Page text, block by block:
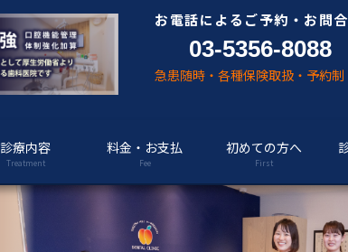
お電話によるご予約・お問
03-5356-8088
急患随時・各種保険取扱・予約制
診療内容
Treatment
料金・お支払
Fee
初めての方へ
First